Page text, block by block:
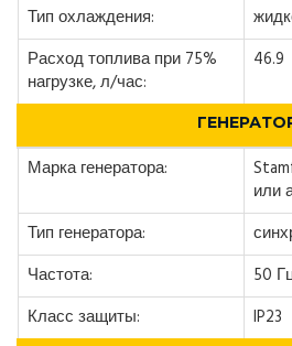
Тип охлаждения:
Расход топлива при 75%
нагрузке, л/час:
46.9
Марка генератора:
или
Тип генератора:
Частота:
50
Класс защиты:
IP23